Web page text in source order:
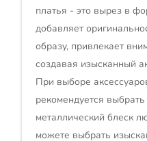
платья - это вырез в
добавляет
образу, привлекает
создавая изысканный
При выборе
рекомендуется
металлический блеск
можете выбрать